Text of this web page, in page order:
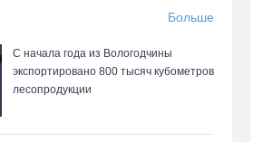
Больше
С начала года из Вологодчины
экспортировано 800 тысяч кубометров
лесопродукции